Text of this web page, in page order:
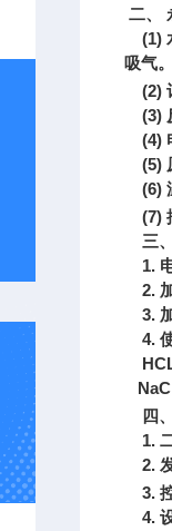
二、
(1)
吸气
(2)
(3)
(4)
(5)
(6)
(7)
三
1.
2.
3.
4.
四
1.
2.
3.
4.